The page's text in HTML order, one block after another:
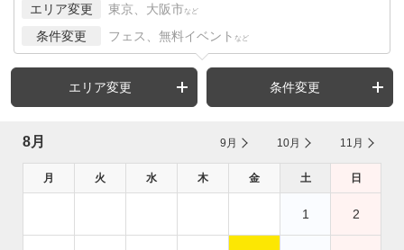
エリア変更 東京、大阪市 など
条件変更 フェス、無料イベント など
エリア変更 条件変更
8月 9月 10月 11月
月 火 水 木 金 土 日
1 2